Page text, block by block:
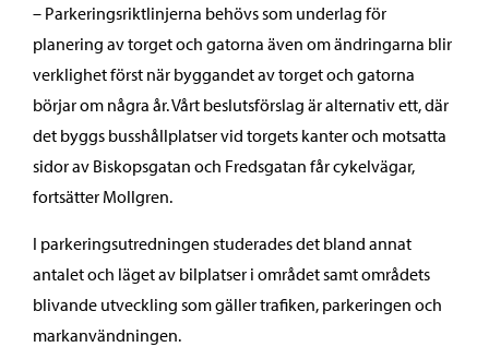
– Parkeringsriktlinjerna behövs som underlag för
planering av torget och gatorna även om ändringarna blir
verklighet först när byggandet av torget och gatorna
börjar om några år. Vårt beslutsförslag är alternativ ett, där
det byggs busshållplatser vid torgets kanter och motsatta
sidor av Biskopsgatan och Fredsgatan får cykelvägar,
fortsätter Mollgren.
I parkeringsutredningen studerades det bland annat
antalet och läget av bilplatser i området samt områdets
blivande utveckling som gäller trafiken, parkeringen och
markanvändningen.